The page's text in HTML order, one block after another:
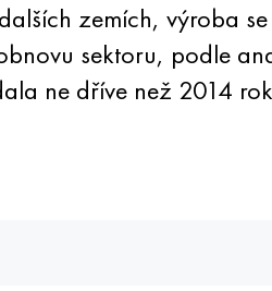
zemích, výroba
sektoru, podle
ne dříve než 2014